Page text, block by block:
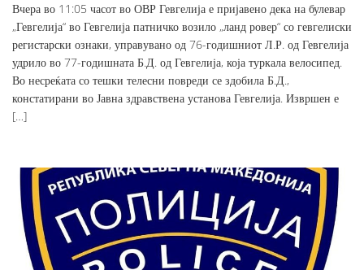
Вчера во 11:05 часот во ОВР Гевгелија е пријавено дека на булевар
„Гевгелија“ во Гевгелија патничко возило „ланд ровер“ со гевгелиски
регистарски ознаки, управувано од 76-годишниот Л.Р. од Гевгелија
удрило во 77-годишната Б.Д. од Гевгелија, која туркала велосипед.
Во несреќата со тешки телесни повреди се здобила Б.Д.,
констатирани во Јавна здравствена установа Гевгелија. Извршен е
[…]